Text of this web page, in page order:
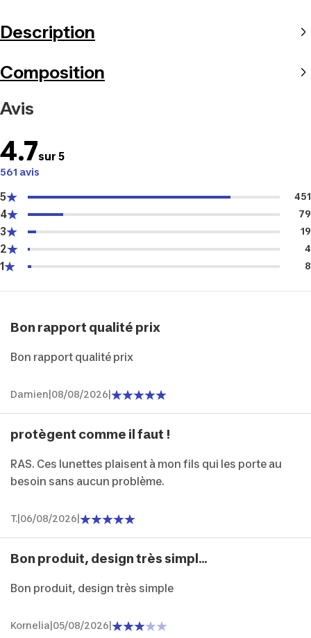
Description
Composition
Avis
4.7sur 5
561 avis
5 451
4 79
3 19
2 4
1 8
Bon rapport qualité prix
Bon rapport qualité prix
Damien 08/08/2026
protègent comme il faut !
RAS. Ces lunettes plaisent à mon fils qui les porte au
besoin sans aucun problème.
T. 06/08/2026
Bon produit, design très simpl...
Bon produit, design très simple
Kornelia 05/08/2026